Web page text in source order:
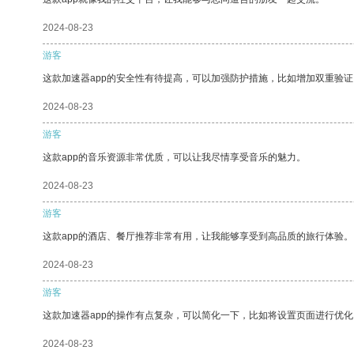
2024-08-23
游客
这款加速器app的安全性有待提高，可以加强防护措施，比如增加双重验
2024-08-23
游客
这款app的音乐资源非常优质，可以让我尽情享受音乐的魅力。
2024-08-23
游客
这款app的酒店、餐厅推荐非常有用，让我能够享受到高品质的旅行体验。
2024-08-23
游客
这款加速器app的操作有点复杂，可以简化一下，比如将设置页面进行优
2024-08-23